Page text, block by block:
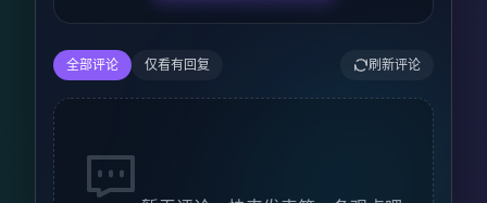
全部评论 仅看有回复 刷新评论